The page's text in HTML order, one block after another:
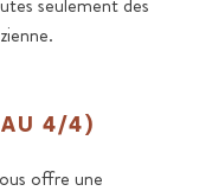
AU 4/4)
offre une